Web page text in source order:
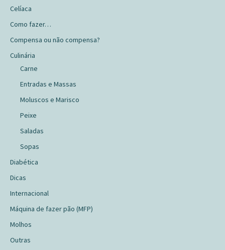
Celíaca
Como fazer…
Compensa ou não compensa?
Culinária
Carne
Entradas e Massas
Moluscos e Marisco
Peixe
Saladas
Sopas
Diabética
Dicas
Internacional
Máquina de fazer pão (MFP)
Molhos
Outras